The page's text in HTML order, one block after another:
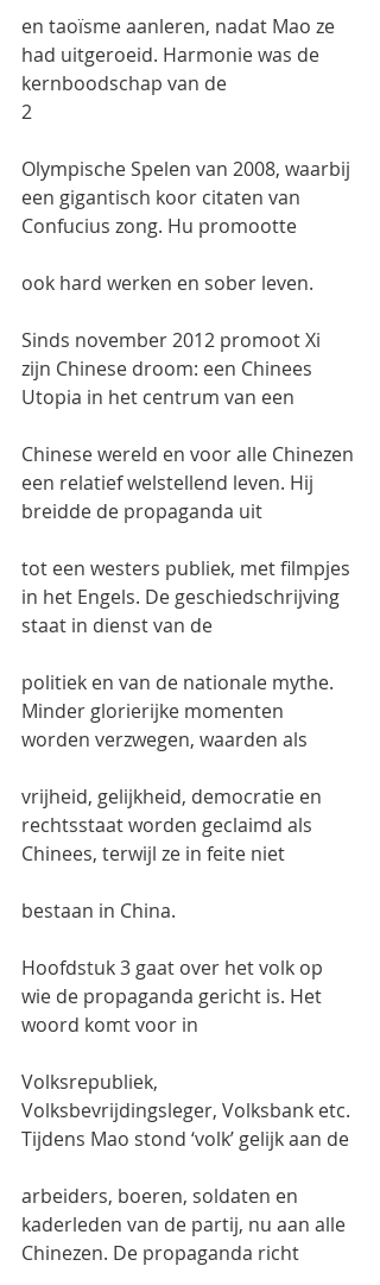
en taoïsme aanleren, nadat Mao ze
had uitgeroeid. Harmonie was de
kernboodschap van de
2
Olympische Spelen van 2008, waarbij
een gigantisch koor citaten van
Confucius zong. Hu promootte
ook hard werken en sober leven.
Sinds november 2012 promoot Xi
zijn Chinese droom: een Chinees
Utopia in het centrum van een
Chinese wereld en voor alle Chinezen
een relatief welstellend leven. Hij
breidde de propaganda uit
tot een westers publiek, met filmpjes
in het Engels. De geschiedschrijving
staat in dienst van de
politiek en van de nationale mythe.
Minder glorierijke momenten
worden verzwegen, waarden als
vrijheid, gelijkheid, democratie en
rechtsstaat worden geclaimd als
Chinees, terwijl ze in feite niet
bestaan in China.
Hoofdstuk 3 gaat over het volk op
wie de propaganda gericht is. Het
woord komt voor in
Volksrepubliek,
Volksbevrijdingsleger, Volksbank etc.
Tijdens Mao stond ‘volk’ gelijk aan de
arbeiders, boeren, soldaten en
kaderleden van de partij, nu aan alle
Chinezen. De propaganda richt